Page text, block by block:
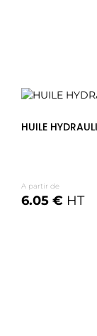
HUILE
A partir de
6.05 € HT